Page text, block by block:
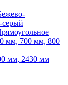
мм, 700 мм, 800
мм, 2430 мм